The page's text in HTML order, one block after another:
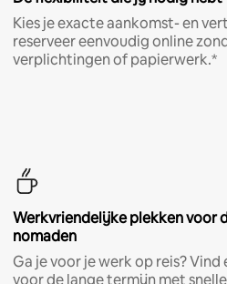
Kies je exacte aankomst- en
reserveer eenvoudig online
verplichtingen of papierwerk.*
Werkvriendelijke plekken voor
nomaden
Ga je voor je werk op reis?
voor de lange termijn met